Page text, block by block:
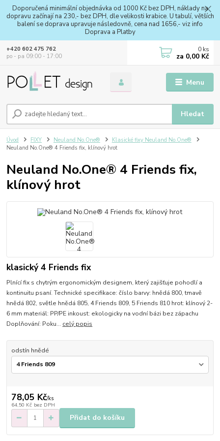
Doporučená minimální objednávka od 1000 Kč bez DPH, náklady na
dopravu začínají na 230,- bez DPH, dle velikosti krabice. U tabulí, větších
balení se doprava upravuje následovně, cena nad 1656,- viz info
Doprava a Platby
Menu
Hledat
+420 602 475 762
po - pa 09:00 - 17:00
0 ks
za 0,00 Kč
Úvod FIXY Neuland No.One®
Klasické fixy Neuland No.One®
Neuland No.One® 4 Friends fix, klínový hrot
Neuland No.One® 4 Friends fix,
klínový hrot
klasický 4 Friends fix
Plnící fix s chytrým ergonomickým designem, který zajišťuje pohodlí a
kontinuitu psaní. Technické specifikace: číslo barvy: hnědá 800, tmavě
hnědá 802, světle hnědá 805, 4 Friends 809, 5 Friends 810 hrot: klínový 2-
6 mm materiál: PP/PE inkoust: ekologicky na vodní bázi bez zápachu
Doplňování: Poku... celý popis
odstín hnědé
78,05 Kč/ks
64,50 Kč bez DPH
Přidat do košíku